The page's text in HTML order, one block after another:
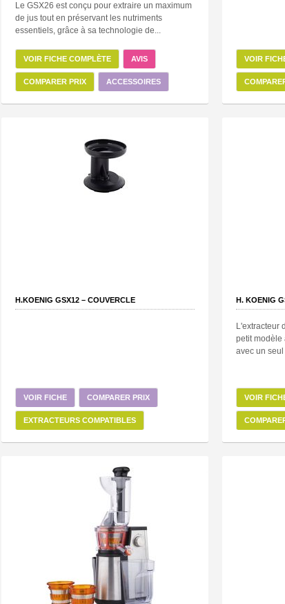
Le GSX26 est conçu pour extraire un maximum
de jus tout en préservant les nutriments
essentiels, grâce à sa technologie de...
VOIR FICHE COMPLÈTE AVIS
COMPARER PRIX ACCESSOIRES
VOIR
H.KOENIG GSX12 – COUVERCLE
VOIR FICHE COMPARER PRIX
EXTRACTEURS COMPATIBLES
H. KOENIG
L'extracteur
petit modèle
avec un
VOIR